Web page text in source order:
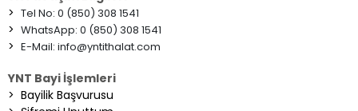
> Tel No: 0 (850) 308 1541
> WhatsApp: 0 (850) 308 1541
> E-Mail: info@yntithalat.com
YNT Bayi İşlemleri
> Bayilik Başvurusu